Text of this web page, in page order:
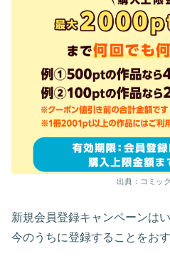
出典：コミッ
新規会員登録キャンペーンは
今のうちに登録することをおす